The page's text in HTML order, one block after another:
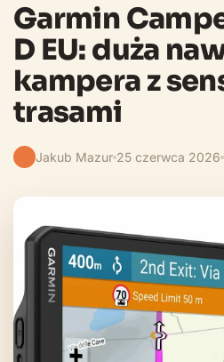
Garmin
D EU: duża
kampera z
trasami
Jakub Mazur 25 czerwca 2026